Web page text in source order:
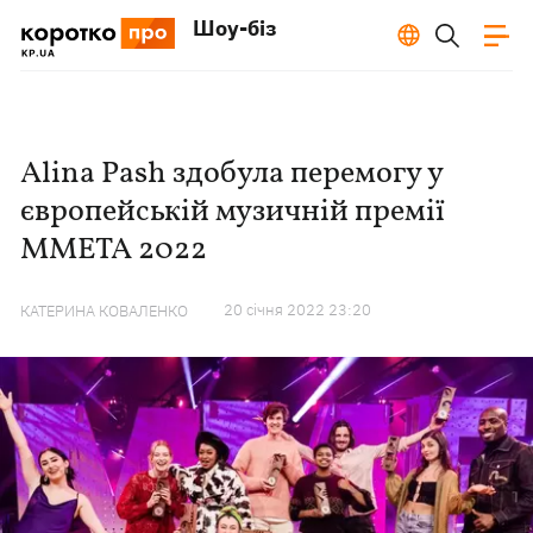
Шоу-біз
Alina Pash здобула перемогу у
європейській музичній премії
MMETA 2022
КАТЕРИНА КОВАЛЕНКО 20 сiчня 2022 23:20